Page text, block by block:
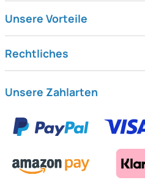
Unsere Vorteile
Rechtliches
Unsere Zahlarten